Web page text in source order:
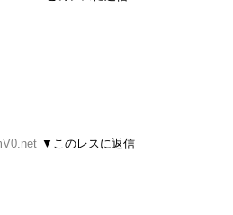
▼このレスに返信